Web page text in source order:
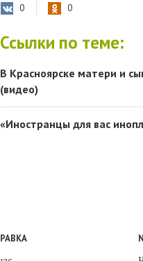
0 0
Ссылки по теме:
В Красноярске матери и
(видео)
«Иностранцы для вас